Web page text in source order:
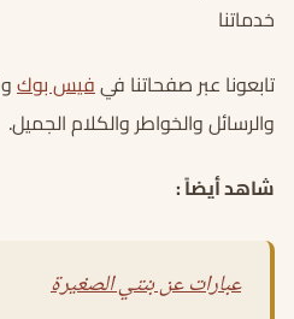
خدماتنا
تابعونا عبر صفحاتنا فيفيس بوكو
والرسائل والخواطر والكلام الجميل.
شاهد أيضاً :
عبارات عن بنتي الصغيرة